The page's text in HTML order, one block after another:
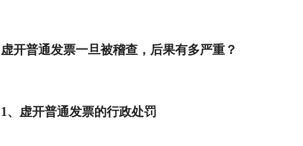
虚开普通发票一旦被稽查，后果有多严重？
1、虚开普通发票的行政处罚